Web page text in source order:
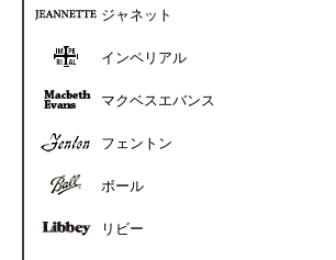
ジャネット
インペリアル
マクベスエバンス
フェントン
ボール
リビー